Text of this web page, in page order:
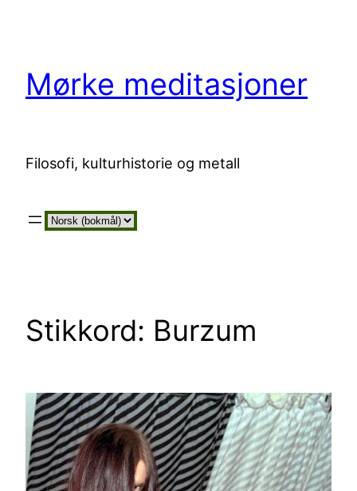
Mørke meditasjoner
Filosofi, kulturhistorie og metall
Velg
Stikkord: Burzum